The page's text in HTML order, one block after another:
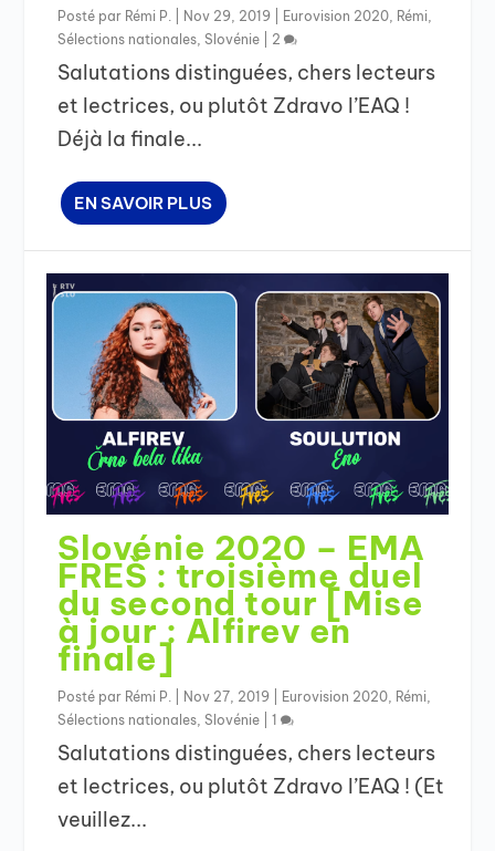
Posté par Rémi P. Nov 29, 2019 Eurovision 2020 Rémi
Sélections nationales ,Slovénie 2
Salutations distinguées, chers lecteurs
et lectrices, ou plutôt Zdravo l’EAQ !
Déjà la finale...
EN SAVOIR PLUS
Slovénie 2020 – EMA
FREŠ : troisième duel
du second tour [Mise
à jour : Alfirev en
finale]
Posté par Rémi P. Nov 27, 2019 Eurovision 2020 Rémi
Sélections nationales ,Slovénie |1
Salutations distinguées, chers lecteurs
et lectrices, ou plutôt Zdravo l’EAQ ! (Et
veuillez...